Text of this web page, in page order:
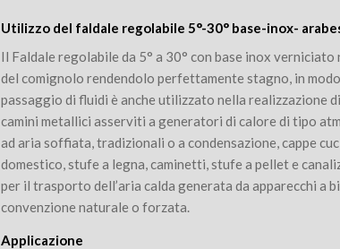
Utilizzo del faldale regolabile 5°-30° base-inox-
Il Faldale regolabile da 5° a 30° con base inox verniciato
del comignolo rendendolo perfettamente stagno, in
passaggio di fluidi è anche utilizzato nella realizzazione
camini metallici asserviti a generatori di calore di tipo
ad aria soffiata, tradizionali o a condensazione, cappe
domestico, stufe a legna, caminetti, stufe a pellet e
per il trasporto dell’aria calda generata da apparecchi a
convenzione naturale o forzata.
Applicazione